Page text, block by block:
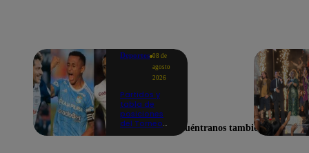
Deportes 08 de
agosto
2026
Partidos y
tabla de
posiciones
del Torneo
Encuéntranos también en